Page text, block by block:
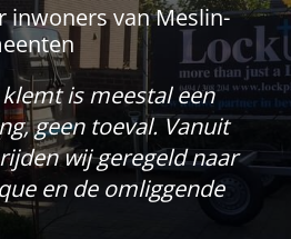
inwoners van Meslin-
is meestal een
geen toeval. Vanuit
wij geregeld naar
en de omliggende